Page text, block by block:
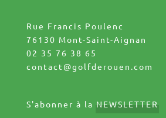
Rue Francis Poulenc
76130 Mont-Saint-Aignan
02 35 76 38 65
contact@golfderouen.com
S'abonner à la NEWSLETTER